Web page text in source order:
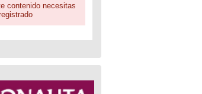
contenido necesitas